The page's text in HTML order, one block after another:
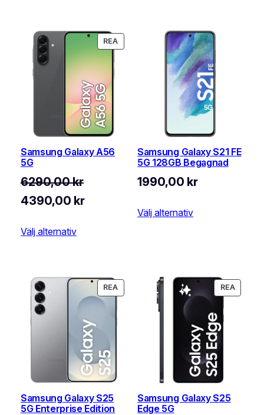
2790,00 kr.2290,00 kr.
REAPRODUKTER
PÅ
Samsung Galaxy A56
5G
6290,00kr
Det
priset
6290,00 kr.
4390,00 krDet
nuvarande
4390,00 kr.
Välj alternativ
Samsung Galaxy S21 FE
5G 128GB Begagnad
1990,00 kr
Välj alternativ
REAPRODUKTER
PÅ
Samsung Galaxy S25
5G Enterprise Edition
REA
PÅ
Samsung Galaxy S25
Edge 5G